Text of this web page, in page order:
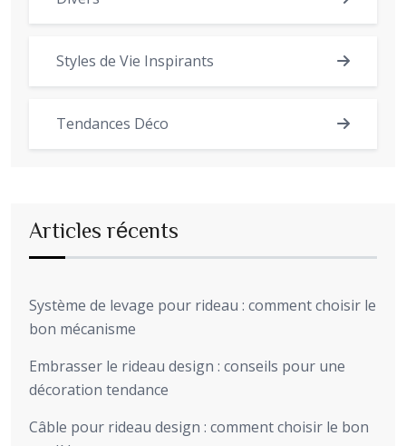
Styles de Vie Inspirants
Tendances Déco
Articles récents
Système de levage pour rideau : comment choisir le
bon mécanisme
Embrasser le rideau design : conseils pour une
décoration tendance
Câble pour rideau design : comment choisir le bon